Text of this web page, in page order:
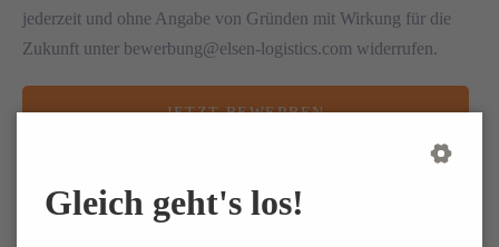
jederzeit und ohne Angabe von Gründen mit Wirkung für die
Zukunft unter bewerbung@elsen-logistics.com widerrufen.
JETZT BEWERBEN
Gleich geht's los!